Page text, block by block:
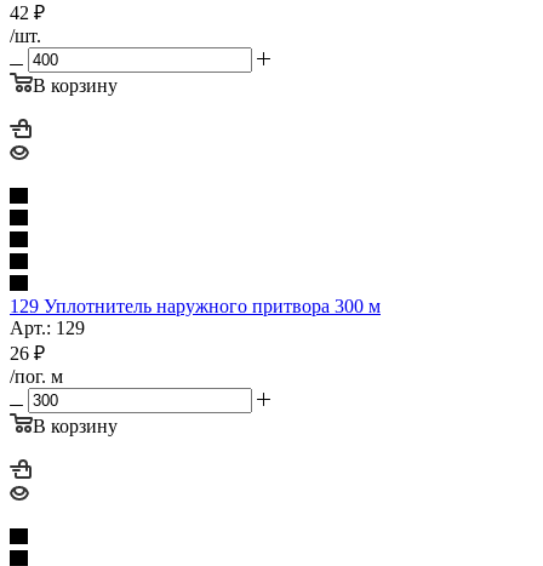
42 ₽
/шт.
В корзину
129 Уплотнитель наружного притвора 300 м
Арт.: 129
26 ₽
/пог. м
В корзину